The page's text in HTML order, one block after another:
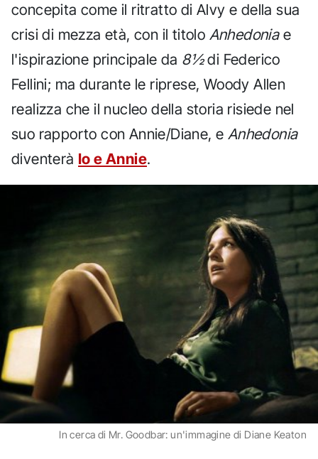
concepita come il ritratto di Alvy e della sua
crisi di mezza età, con il titolo Anhedoniae
l'ispirazione principale da 8½di Federico
Fellini; ma durante le riprese, Woody Allen
realizza che il nucleo della storia risiede nel
suo rapporto con Annie/Diane, e Anhedonia
diventerà Io e Annie.
In cerca di Mr. Goodbar: un'immagine di Diane Keaton